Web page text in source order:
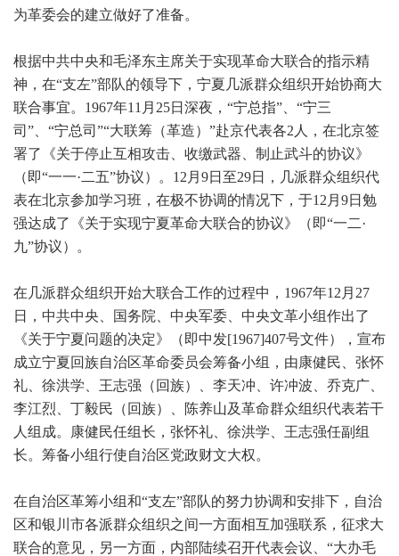
为革委会的建立做好了准备。
根据中共中央和毛泽东主席关于实现革命大联合的指示精
神，在“支左”部队的领导下，宁夏几派群众组织开始协商大
联合事宜。1967年11月25日深夜，“宁总指”、“宁三
司”、“宁总司”“大联筹（革造）”赴京代表各2人，在北京签
署了《关于停止互相攻击、收缴武器、制止武斗的协议》
（即“一一·二五”协议）。12月9日至29日，几派群众组织代
表在北京参加学习班，在极不协调的情况下，于12月9日勉
强达成了《关于实现宁夏革命大联合的协议》（即“一二·
九”协议）。
在几派群众组织开始大联合工作的过程中，1967年12月27
日，中共中央、国务院、中央军委、中央文革小组作出了
《关于宁夏问题的决定》（即中发[1967]407号文件），宣布
成立宁夏回族自治区革命委员会筹备小组，由康健民、张怀
礼、徐洪学、王志强（回族）、李天冲、许冲波、乔克广、
李江烈、丁毅民（回族）、陈养山及革命群众组织代表若干
人组成。康健民任组长，张怀礼、徐洪学、王志强任副组
长。筹备小组行使自治区党政财文大权。
在自治区革筹小组和“支左”部队的努力协调和安排下，自治
区和银川市各派群众组织之间一方面相互加强联系，征求大
联合的意见，另一方面，内部陆续召开代表会议、“大办毛